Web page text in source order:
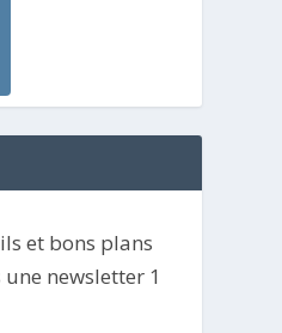
et bons plans
newsletter 1